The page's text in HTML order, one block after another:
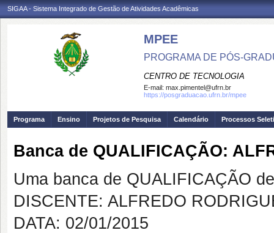
SIGAA - Sistema Integrado de Gestão de Atividades Acadêmicas
MPEE
PROGRAMA DE PÓS-
CENTRO DE TECNOLOGIA
E-mail: max.pimentel@ufrn.br
https://posgraduacao.ufrn.br/mpee
Programa Ensino Projetos de Pesquisa Calendário Processos
Banca de QUALIFICAÇÃO:
Uma banca de QUALIFICAÇÃO
DISCENTE: ALFREDO
DATA: 02/01/2015